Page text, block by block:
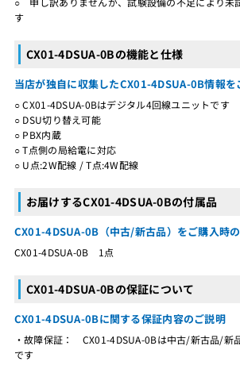
す
CX01-4DSUA-0Bの機能と仕様
当店が独自に収集したCX01-4DSUA-0B情報を
○ CX01-4DSUA-0Bはデジタル4回線ユニットです
○ DSU切り替え可能
○ PBX内蔵
○ T点側の局給電に対応
○ U点:2W配線 / T点:4W配線
お届けするCX01-4DSUA-0Bの付属品
CX01-4DSUA-0B（中古/新古品）をご購入時
CX01-4DSUA-0B 1点
CX01-4DSUA-0Bの保証について
CX01-4DSUA-0Bに関する保証内容のご説明
・故障保証： CX01-4DSUA-0Bは中古/新古品/新
です